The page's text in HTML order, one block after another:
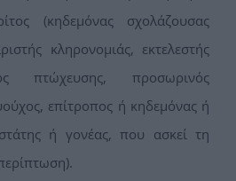
(κηδεμόνας σχολάζουσας
κληρονομιάς, εκτελεστής
πτώχευσης, προσωρινός
επίτροπος ή κηδεμόνας ή
ή γονέας, που ασκεί τη